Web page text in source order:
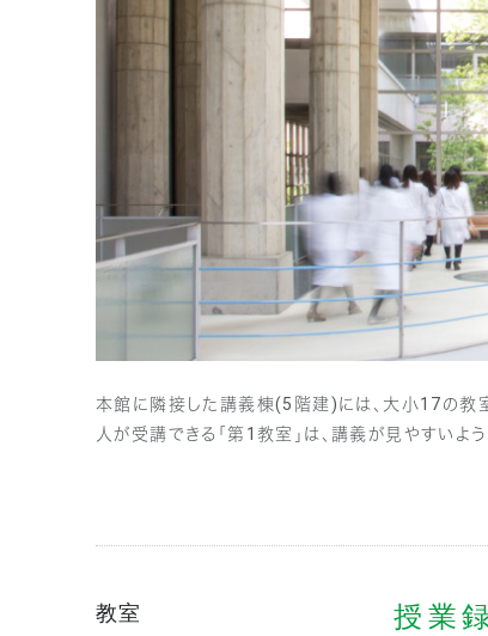
本館に隣接した講義棟(5階建)には、大小17の教
人が受講できる「第1教室」は、講義が見やすいよ
教室 授業